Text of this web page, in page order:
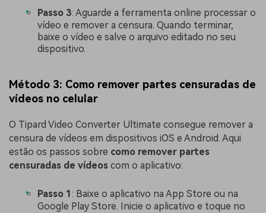
Passo 3: Aguarde a ferramenta online processar o
vídeo e remover a censura. Quando terminar,
baixe o vídeo e salve o arquivo editado no seu
dispositivo.
Método 3: Como remover partes censuradas de
vídeos no celular
O Tipard Video Converter Ultimate consegue remover a
censura de vídeos em dispositivos iOS e Android. Aqui
estão os passos sobre como remover partes
censuradas de vídeos com o aplicativo:
Passo 1 : Baixe o aplicativo na App Store ou na
Google Play Store. Inicie o aplicativo e toque no